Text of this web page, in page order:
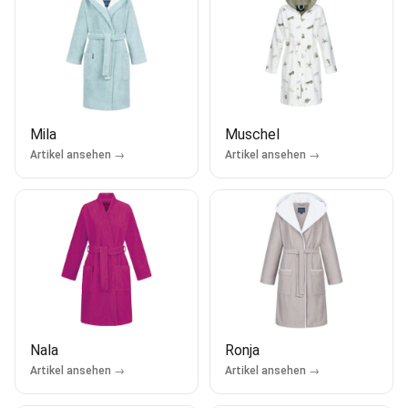
Mila
Artikel ansehen →
Muschel
Artikel ansehen →
Nala
Artikel ansehen →
Ronja
Artikel ansehen →